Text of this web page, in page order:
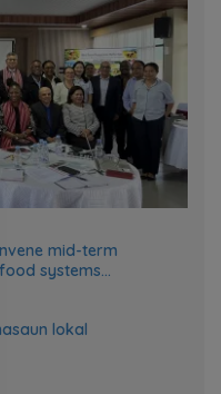
mid-term
systems
lokal